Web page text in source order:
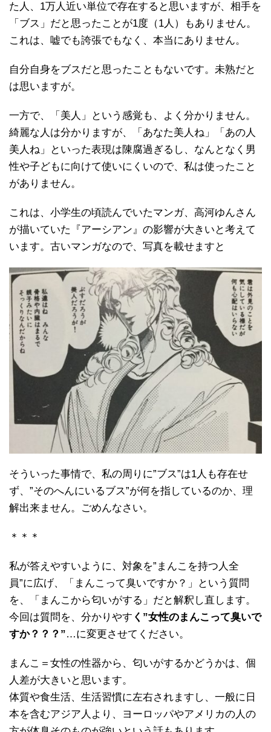
た人、1万人近い単位で存在すると思いますが、相手を
「ブス」だと思ったことが1度（1人）もありません。
これは、嘘でも誇張でもなく、本当にありません。
自分自身をブスだと思ったこともないです。未熟だと
は思いますが。
一方で、「美人」という感覚も、よく分かりません。
綺麗な人は分かりますが、「あなた美人ね」「あの人
美人ね」といった表現は陳腐過ぎるし、なんとなく男
性や子どもに向けて使いにくいので、私は使ったこと
がありません。
これは、小学生の頃読んでいたマンガ、高河ゆんさん
が描いていた『アーシアン』の影響が大きいと考えて
います。古いマンガなので、写真を載せますと
そういった事情で、私の周りに”ブス”は1人も存在せ
ず、”そのへんにいるブス”が何を指しているのか、理
解出来ません。ごめんなさい。
＊＊＊
私が答えやすいように、対象を”まんこを持つ人全
員”に広げ、「まんこって臭いですか？」という質問
を、「まんこから匂いがする」だと解釈し直します。
今回は質問を、分かりやす く”女性のまんこって臭いで
すか？？？”…に変更させてください。
まんこ＝女性の性器から、匂いがするかどうかは、個
人差が大きいと思います。
体質や食生活、生活習慣に左右されますし、一般に日
本を含むアジア人より、ヨーロッパやアメリカの人の